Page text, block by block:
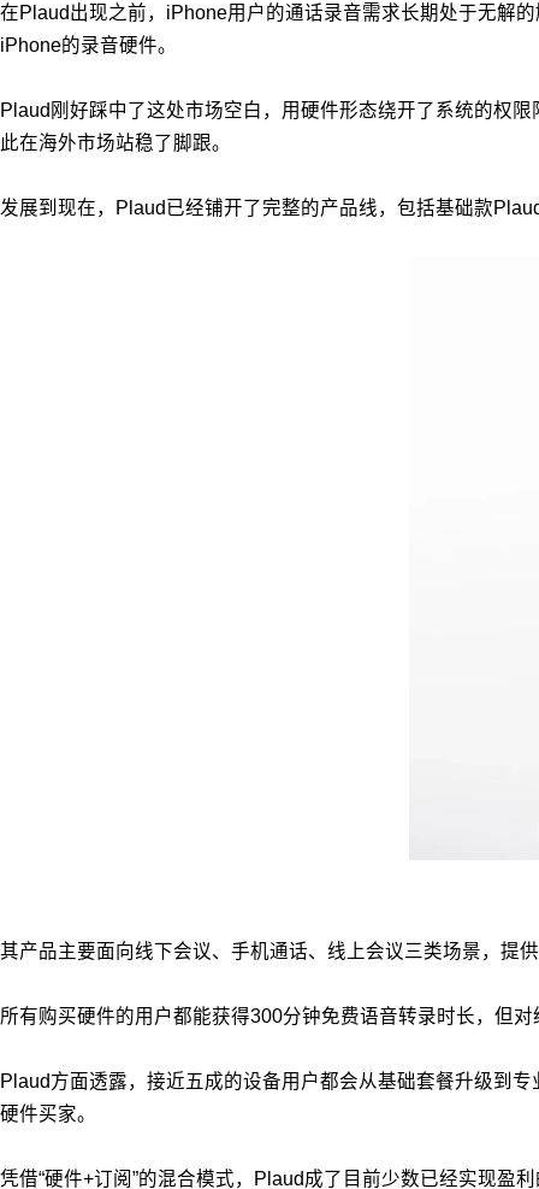
在Plaud出现之前，iPhone用户的通话录音需求长期处于无解
iPhone的录音硬件。
Plaud刚好踩中了这处市场空白，用硬件形态绕开了系统的权
此在海外市场站稳了脚跟。
发展到现在，Plaud已经铺开了完整的产品线，包括基础款
其产品主要面向线下会议、手机通话、线上会议三类场景，提
所有购买硬件的用户都能获得300分钟免费语音转录时长，但
Plaud方面透露，接近五成的设备用户都会从基础套餐升级到
硬件买家。
凭借“硬件+订阅”的混合模式，Plaud成了目前少数已经实现盈